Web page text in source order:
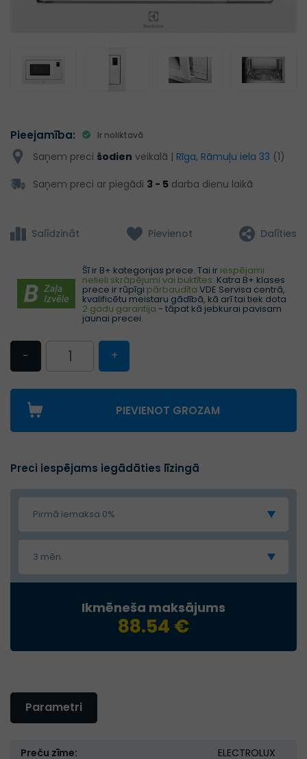
Pieejamība: Ir noliktavā
Saņem preci šodien veikalā | Rīga, Rāmuļu iela 33 (1)
Saņem preci ar piegādi 3 - 5 darba dienu laikā
Salīdzināt Pievienot Dalīties
Šī ir B+ kategorijas prece. Tai ir iespējami
nelieli skrāpējumi vai buktītes. Katra B+ klases
prece ir rūpīgi pārbaudīta VDE Servisa centrā,
kvalificētu meistaru gādībā, kā arī tai tiek dota
2 gadu garantija - tāpat kā jebkurai pavisam
jaunai precei.
− +
PIEVIENOT GROZAM
Preci iespējams iegādāties līzingā
Pirmā iemaksa 0%
3 mēn.
Ikmēneša maksājums
88.54 €
Parametri
Preču zīme: ELECTROLUX